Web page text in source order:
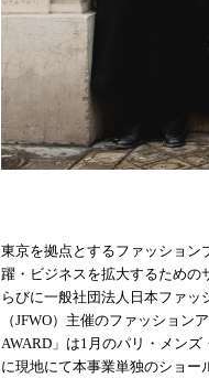
東京を拠点とするファッション
躍・ビジネスを拡大するための
らびに一般社団法人日本ファッ
（JFWO）主催のファッション
AWARD」は1月のパリ・メン
に現地にて本事業単独のショー